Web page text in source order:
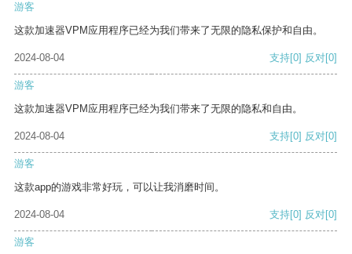
游客
这款加速器VPM应用程序已经为我们带来了无限的隐私保护和自由。
2024-08-04 支持[0] 反对[0]
游客
这款加速器VPM应用程序已经为我们带来了无限的隐私和自由。
2024-08-04 支持[0] 反对[0]
游客
这款app的游戏非常好玩，可以让我消磨时间。
2024-08-04 支持[0] 反对[0]
游客